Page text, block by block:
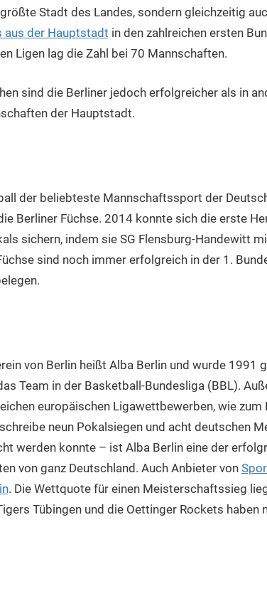
Stadt des Landes, sondern gleichzeitig
aus der Hauptstadt in den zahlreichen ersten
Ligen lag die Zahl bei 70 Mannschaften.
sind die Berliner jedoch erfolgreicher als in
der Hauptstadt.
der beliebteste Mannschaftssport der
Berliner Füchse. 2014 konnte sich die erste
sichern, indem sie SG Flensburg-Handewitt
sind noch immer erfolgreich in der 1.
von Berlin heißt Alba Berlin und wurde 1991
Team in der Basketball-Bundesliga (BBL).
europäischen Ligawettbewerben, wie zum
neun Pokalsiegen und acht deutschen
werden konnte – ist Alba Berlin eine der
von ganz Deutschland. Auch Anbieter von
. Die Wettquote für einen Meisterschaftssieg
Tübingen und die Oettinger Rockets haben